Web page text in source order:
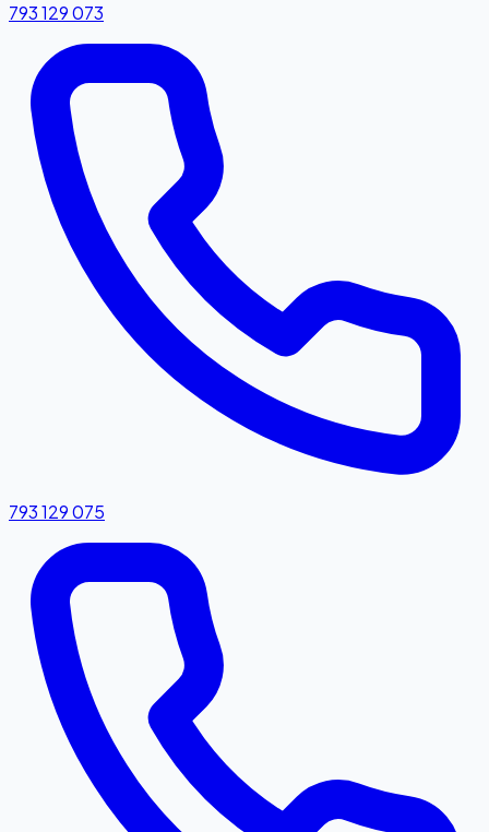
793 129 073
793 129 075